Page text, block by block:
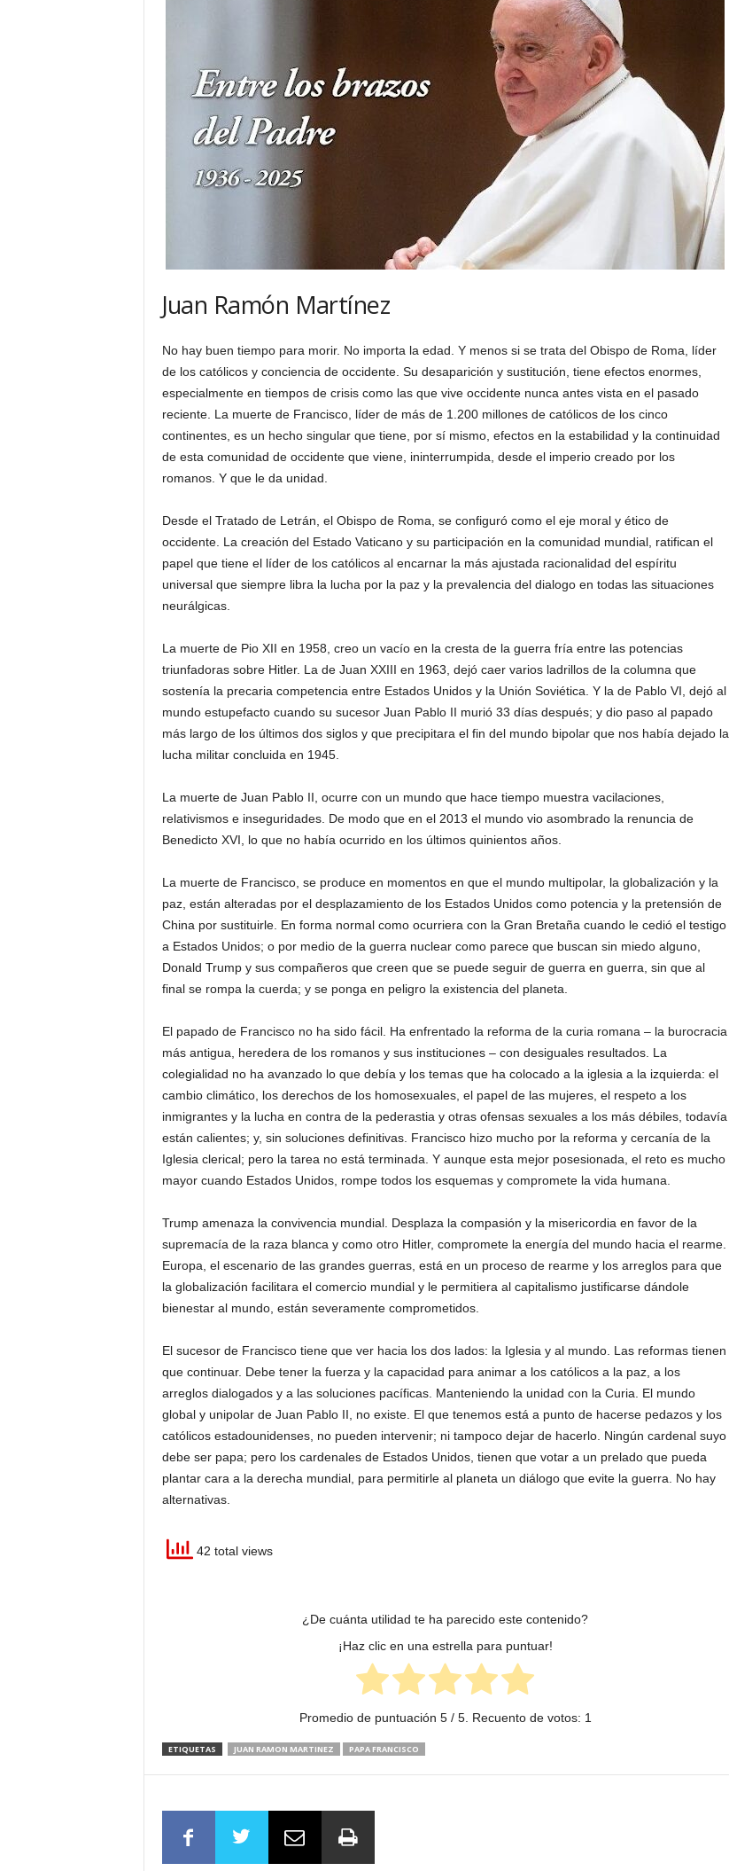
Juan Ramón Martínez
No hay buen tiempo para morir. No importa la edad. Y menos si se trata del Obispo de Roma, líder
de los católicos y conciencia de occidente. Su desaparición y sustitución, tiene efectos enormes,
especialmente en tiempos de crisis como las que vive occidente nunca antes vista en el pasado
reciente. La muerte de Francisco, líder de más de 1.200 millones de católicos de los cinco
continentes, es un hecho singular que tiene, por sí mismo, efectos en la estabilidad y la continuidad
de esta comunidad de occidente que viene, ininterrumpida, desde el imperio creado por los
romanos. Y que le da unidad.
Desde el Tratado de Letrán, el Obispo de Roma, se configuró como el eje moral y ético de
occidente. La creación del Estado Vaticano y su participación en la comunidad mundial, ratifican el
papel que tiene el líder de los católicos al encarnar la más ajustada racionalidad del espíritu
universal que siempre libra la lucha por la paz y la prevalencia del dialogo en todas las situaciones
neurálgicas.
La muerte de Pio XII en 1958, creo un vacío en la cresta de la guerra fría entre las potencias
triunfadoras sobre Hitler. La de Juan XXIII en 1963, dejó caer varios ladrillos de la columna que
sostenía la precaria competencia entre Estados Unidos y la Unión Soviética. Y la de Pablo VI, dejó al
mundo estupefacto cuando su sucesor Juan Pablo II murió 33 días después; y dio paso al papado
más largo de los últimos dos siglos y que precipitara el fin del mundo bipolar que nos había dejado la
lucha militar concluida en 1945.
La muerte de Juan Pablo II, ocurre con un mundo que hace tiempo muestra vacilaciones,
relativismos e inseguridades. De modo que en el 2013 el mundo vio asombrado la renuncia de
Benedicto XVI, lo que no había ocurrido en los últimos quinientos años.
La muerte de Francisco, se produce en momentos en que el mundo multipolar, la globalización y la
paz, están alteradas por el desplazamiento de los Estados Unidos como potencia y la pretensión de
China por sustituirle. En forma normal como ocurriera con la Gran Bretaña cuando le cedió el testigo
a Estados Unidos; o por medio de la guerra nuclear como parece que buscan sin miedo alguno,
Donald Trump y sus compañeros que creen que se puede seguir de guerra en guerra, sin que al
final se rompa la cuerda; y se ponga en peligro la existencia del planeta.
El papado de Francisco no ha sido fácil. Ha enfrentado la reforma de la curia romana – la burocracia
más antigua, heredera de los romanos y sus instituciones – con desiguales resultados. La
colegialidad no ha avanzado lo que debía y los temas que ha colocado a la iglesia a la izquierda: el
cambio climático, los derechos de los homosexuales, el papel de las mujeres, el respeto a los
inmigrantes y la lucha en contra de la pederastia y otras ofensas sexuales a los más débiles, todavía
están calientes; y, sin soluciones definitivas. Francisco hizo mucho por la reforma y cercanía de la
Iglesia clerical; pero la tarea no está terminada. Y aunque esta mejor posesionada, el reto es mucho
mayor cuando Estados Unidos, rompe todos los esquemas y compromete la vida humana.
Trump amenaza la convivencia mundial. Desplaza la compasión y la misericordia en favor de la
supremacía de la raza blanca y como otro Hitler, compromete la energía del mundo hacia el rearme.
Europa, el escenario de las grandes guerras, está en un proceso de rearme y los arreglos para que
la globalización facilitara el comercio mundial y le permitiera al capitalismo justificarse dándole
bienestar al mundo, están severamente comprometidos.
El sucesor de Francisco tiene que ver hacia los dos lados: la Iglesia y al mundo. Las reformas tienen
que continuar. Debe tener la fuerza y la capacidad para animar a los católicos a la paz, a los
arreglos dialogados y a las soluciones pacíficas. Manteniendo la unidad con la Curia. El mundo
global y unipolar de Juan Pablo II, no existe. El que tenemos está a punto de hacerse pedazos y los
católicos estadounidenses, no pueden intervenir; ni tampoco dejar de hacerlo. Ningún cardenal suyo
debe ser papa; pero los cardenales de Estados Unidos, tienen que votar a un prelado que pueda
plantar cara a la derecha mundial, para permitirle al planeta un diálogo que evite la guerra. No hay
alternativas.
42 total views
¿De cuánta utilidad te ha parecido este contenido?
¡Haz clic en una estrella para puntuar!
Promedio de puntuación 5/ 5. Recuento de votos: 1
ETIQUETAS JUAN RAMON MARTINEZ PAPA FRANCISCO